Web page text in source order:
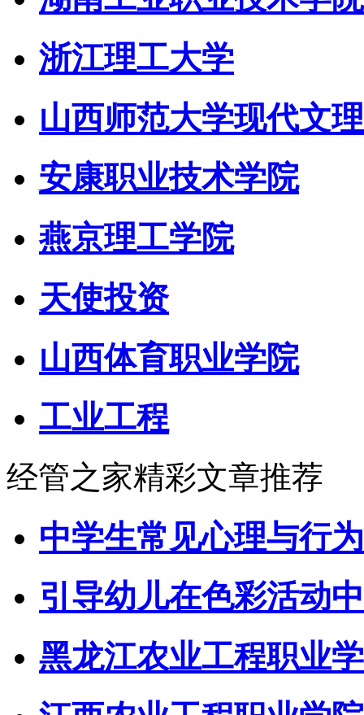
浙江理工大学
山西师范大学现代文
安康职业技术学院
燕京理工学院
天使投资
山西体育职业学院
工业工程
经管之家精彩文章推荐
中学生常见心理与行
引导幼儿在色彩活动
黑龙江农业工程职业